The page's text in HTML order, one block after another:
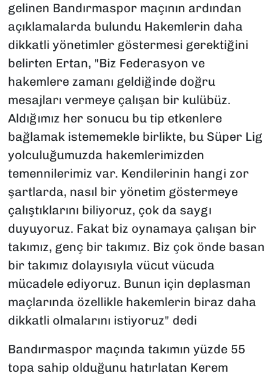
gelinen Bandırmaspor maçının ardından
açıklamalarda bulundu Hakemlerin daha
dikkatli yönetimler göstermesi gerektiğini
belirten Ertan, "Biz Federasyon ve
hakemlere zamanı geldiğinde doğru
mesajları vermeye çalışan bir kulübüz.
Aldığımız her sonucu bu tip etkenlere
bağlamak istememekle birlikte, bu Süper Lig
yolculuğumuzda hakemlerimizden
temennilerimiz var. Kendilerinin hangi zor
şartlarda, nasıl bir yönetim göstermeye
çalıştıklarını biliyoruz, çok da saygı
duyuyoruz. Fakat biz oynamaya çalışan bir
takımız, genç bir takımız. Biz çok önde basan
bir takımız dolayısıyla vücut vücuda
mücadele ediyoruz. Bunun için deplasman
maçlarında özellikle hakemlerin biraz daha
dikkatli olmalarını istiyoruz" dedi
Bandırmaspor maçında takımın yüzde 55
topa sahip olduğunu hatırlatan Kerem